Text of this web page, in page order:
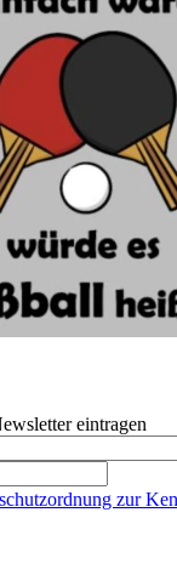
eintragen
zur